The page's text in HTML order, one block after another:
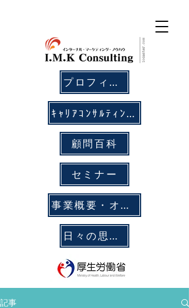
プロフィール
ｷｬﾘｱｺﾝｻﾙﾃｨﾝｸﾞ
顧問百科
セミナー
事業概要・オフィス拠点
日々の思考メモ
記事